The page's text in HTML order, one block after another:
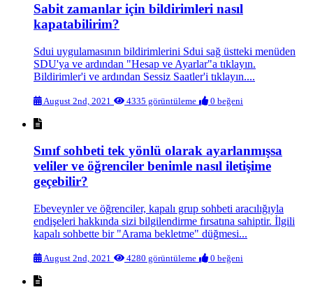
Sabit zamanlar için bildirimleri nasıl
kapatabilirim?
Sdui uygulamasının bildirimlerini Sdui sağ üstteki menüden
SDU'ya ve ardından "Hesap ve Ayarlar"a tıklayın.
Bildirimler'i ve ardından Sessiz Saatler'i tıklayın....
August 2nd, 2021 4335 görüntüleme 0 beğeni
Sınıf sohbeti tek yönlü olarak ayarlanmışsa
veliler ve öğrenciler benimle nasıl iletişime
geçebilir?
Ebeveynler ve öğrenciler, kapalı grup sohbeti aracılığıyla
endişeleri hakkında sizi bilgilendirme fırsatına sahiptir. İlgili
kapalı sohbette bir "Arama bekletme" düğmesi...
August 2nd, 2021 4280 görüntüleme 0 beğeni